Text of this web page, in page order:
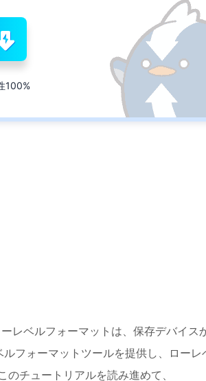
100%
レベルフォーマットは、保存デバイス
フォーマットツールを提供し、ローレ
チュートリアルを読み進めて、